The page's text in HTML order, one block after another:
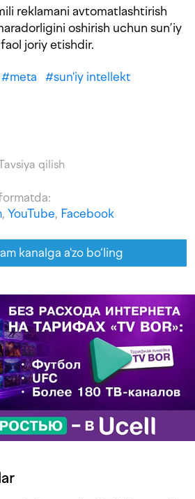
reklamani avtomatlashtirish
oshirish uchun sun’iy
joriy etishdir.
#meta #sun'iy intellekt
qilish
, YouTube, Facebook
kanalga a'zo bo‘ling